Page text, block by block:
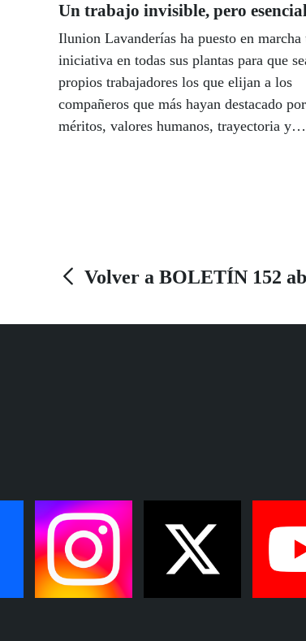
Un trabajo invisible, pero
Ilunion Lavanderías ha puesto en marcha
iniciativa en todas sus plantas para que
propios trabajadores los que elijan a los
compañeros que más hayan destacado
méritos, valores humanos, trayectoria y
Dos Hermanas, en Sevilla, ha sido una
Volver a BOLETÍN 152